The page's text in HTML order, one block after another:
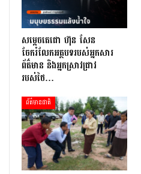
សម្តេចតេជោ ហ៊ុន សែន
ចែករំលែកអត្ថបទរបស់អ្នកសារ
ព័ត៌មាន និងអ្នកស្រាវជ្រាវ
របស់ថៃ…
ព័ត៌មានជាតិ